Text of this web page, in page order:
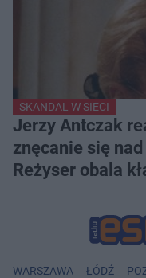
SKANDAL W SIECI
Jerzy Antczak
znęcanie się
Reżyser obala
WARSZAWA ŁÓDŹ